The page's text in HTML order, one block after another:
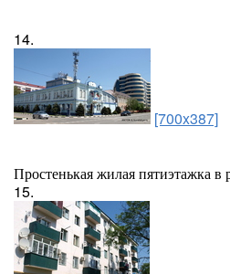
14.
[700x387]
Простенькая жилая пятиэтажка в
15.